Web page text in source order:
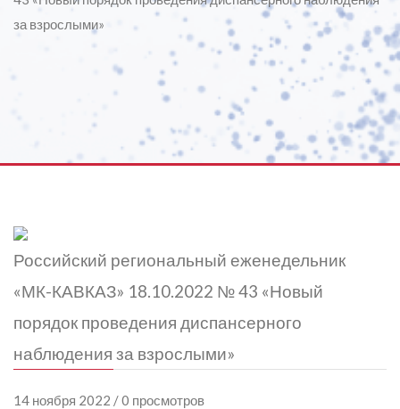
за взрослыми»
Российский региональный еженедельник
«МК-КАВКАЗ» 18.10.2022 № 43 «Новый
порядок проведения диспансерного
наблюдения за взрослыми»
14 ноября 2022 / 0 просмотров